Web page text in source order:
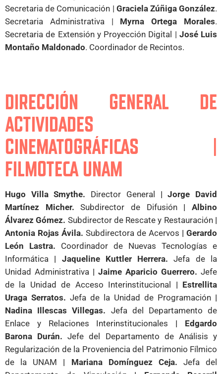
Secretaria de Comunicación | Graciela Zúñiga González.
Secretaria Administrativa | Myrna Ortega Morales.
Secretaria de Extensión y Proyección Digital | José Luis
Montaño Maldonado. Coordinador de Recintos.
DIRECCIÓN GENERAL DE
ACTIVIDADES
CINEMATOGRÁFICAS |
FILMOTECA UNAM
Hugo Villa Smythe. Director General
| Jorge David
Martínez Micher.Subdirector de Difusión| Albino
Álvarez Gómez. Subdirector de Rescate y Restauración|
Antonia Rojas Ávila. Subdirectora de Acervos | Gerardo
León Lastra. Coordinador de Nuevas Tecnologías e
Informática | Jaqueline Kuttler Herrera.Jefa de la
Unidad Administrativa | Jaime Aparicio Guerrero. Jefe
de la Unidad de Acceso Interinstitucional
| Estrellita
Uraga Serratos. Jefa de la Unidad de Programación |
Nadina Illescas Villegas. Jefa del Departamento de
Enlace y Relaciones Interinstitucionales | Edgardo
Barona Durán.Jefe del Departamento de Análisis y
Regularización de la Proveniencia del Patrimonio Fílmico
de la UNAM | Mariana Domínguez Ceja. Jefa del